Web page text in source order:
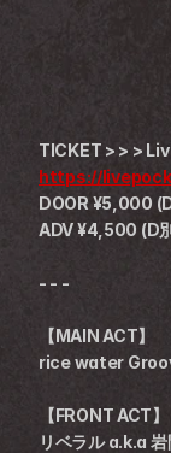
https://
DOOR ¥5,000
ADV ¥4,500 (D
- - -
【MAIN ACT】
rice water
【FRONT ACT】
リベラル a.k.a